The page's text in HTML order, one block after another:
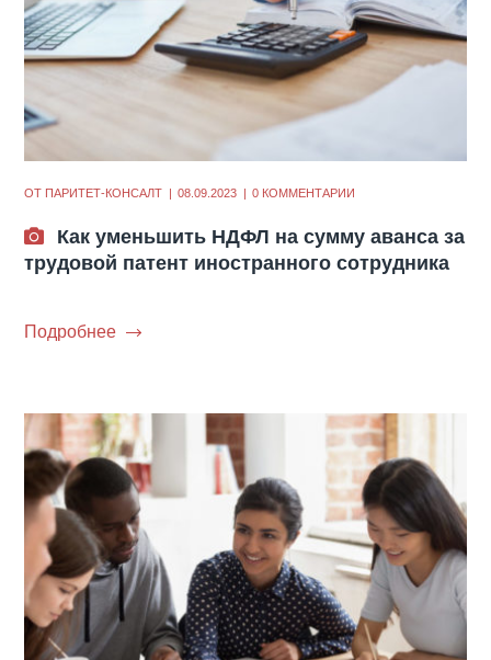
ОТ ПАРИТЕТ-КОНСАЛТ 08.09.2023 0 КОММЕНТАРИИ
Как уменьшить НДФЛ на сумму аванса за
трудовой патент иностранного сотрудника
Подробнее